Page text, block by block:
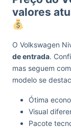
valores
O Volkswagen
de entrada.
mas seguem
modelo se
Ótima
Visual
Pacote